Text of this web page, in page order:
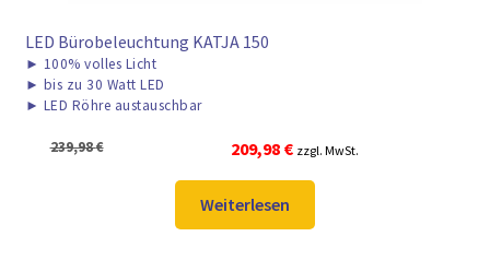
LED Bürobeleuchtung KATJA 150
► 100% volles Licht
► bis zu 30 Watt LED
► LED Röhre austauschbar
239,98€
Ursprünglicher
Preis
war:
239,98 €
209,98 €Aktueller
Preis
209,98 €.
zzgl. MwSt.
Weiterlesen